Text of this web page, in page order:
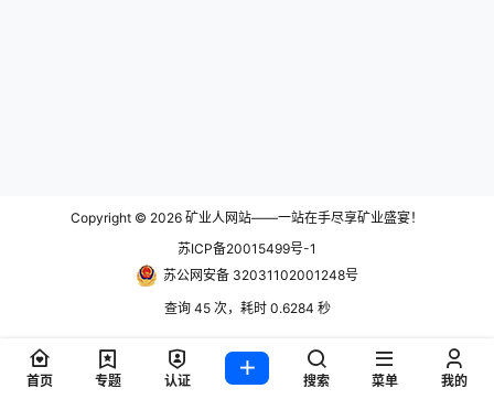
Copyright © 2026 矿业人网站——一站在手尽享矿业盛宴！
苏ICP备20015499号-1
苏公网安备 32031102001248号
查询 45 次，耗时 0.6284 秒
首页 专题 认证 搜索 菜单 我的